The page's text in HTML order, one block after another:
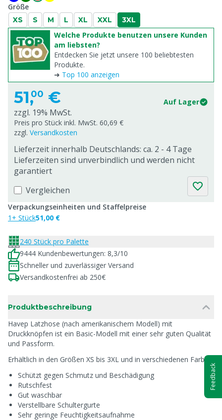
Größe
XS S M L XL XXL 3XL
Welche Produkte benutzen unsere Kunden
am liebsten?
Entdecken Sie jetzt unsere 100 beliebtesten
Produkte.
➜ Top 100 anzeigen
51,00 € Auf Lager
zzgl. 19% MwSt.
Preis pro Stück inkl. MwSt. 60,69 €
zzgl. Versandkosten
Lieferzeit innerhalb Deutschlands: ca. 2 - 4 Tage
Lieferzeiten sind unverbindlich und werden nicht
garantiert
Vergleichen
Verpackungseinheiten und Staffelpreise
1+ Stück51,00 €
240 Stück pro Palette
9444 Kundenbewertungen: 8,3/10
Schneller und zuverlässiger Versand
Versandkostenfrei ab 250€
Produktbeschreibung
Havep Latzhose (nach amerikanischem Modell) mit
Druckknöpfen ist ein Basic-Modell mit einer sehr guten Qualität
und Passform.
Erhältlich in den Größen XS bis 3XL und in verschiedenen Farben.
Schützt gegen Schmutz und Beschädigung
Rutschfest
Gut waschbar
Verstellbare Schultergurte
Sehr geringe Feuchtigkeitsaufnahme
Feedback